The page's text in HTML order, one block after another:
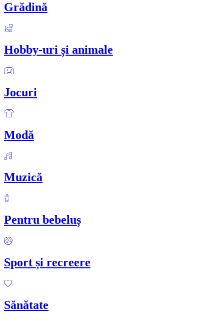
Grădină
Hobby-uri și animale
Jocuri
Modă
Muzică
Pentru bebeluș
Sport și recreere
Sănătate